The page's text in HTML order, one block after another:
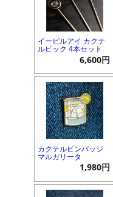
イービルアイ カクテ
ルピック 4本セット
6,600円
カクテルピンバッジ
マルガリータ
1,980円